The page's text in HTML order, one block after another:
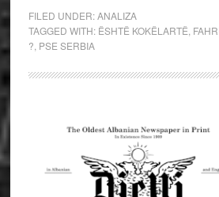
FILED UNDER:ANALIZA
TAGGED WITH: ËSHTË KOKËLARTË
? PSE SERBIA